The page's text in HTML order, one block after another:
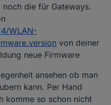
die für Gateways.
WLAN-
von deiner
neue Firmware
ansehen ob man
kann. Per Hand
komme so schon nicht